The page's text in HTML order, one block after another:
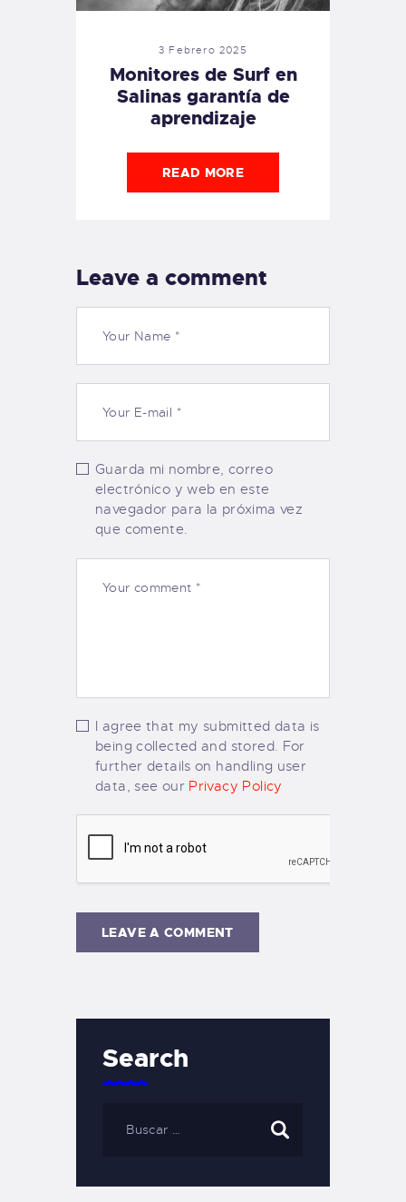
3 Febrero 2025
Monitores de Surf en
Salinas garantía de
aprendizaje
READ MORE
Leave a comment
Guarda mi nombre, correo
electrónico y web en este
navegador para la próxima vez
que comente.
I agree that my submitted data is
being collected and stored. For
further details on handling user
data, see our Privacy Policy
Search